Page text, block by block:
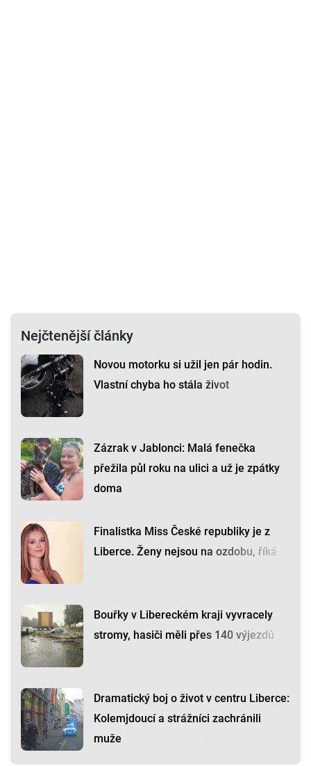
Nejčtenější články
Novou motorku si užil jen pár hodin.
Vlastní chyba ho stála život
Zázrak v Jablonci: Malá fenečka
přežila půl roku na ulici a už je zpátky
doma
Finalistka Miss České republiky je z
Liberce. Ženy nejsou na ozdobu, říká
Bouřky v Libereckém kraji vyvracely
stromy, hasiči měli přes 140 výjezdů
Dramatický boj o život v centru Liberce:
Kolemjdoucí a strážníci zachránili
muže